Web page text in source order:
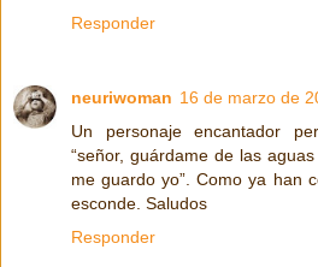
Responder
neuriwoman 16 de marzo de
Un personaje encantador
“señor, guárdame de las
me guardo yo”. Como ya han
esconde. Saludos
Responder